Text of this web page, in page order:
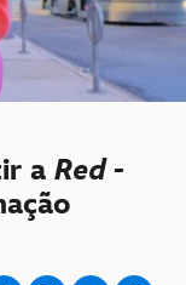
a Red -